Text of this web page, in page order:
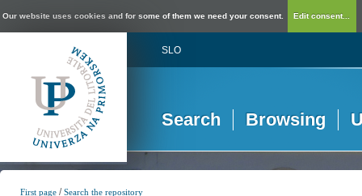
Our website uses cookies and for some of them we need your consent. Edit consent...
SLO
Search Browsing
First page /Search the repository